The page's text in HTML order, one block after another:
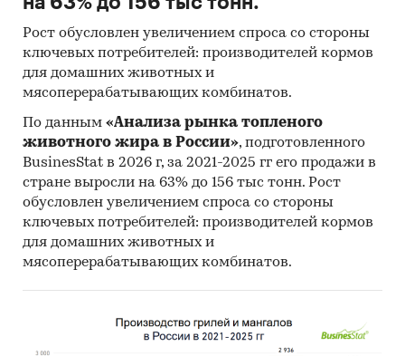
Федеральная служба государственной
статистики (Росстат)
Министерство экономического развития
Федеральная таможенная служба
Федеральная налоговая служба
Таможенный союз ЕАЭС
Информация, собранная BusinesStat:
показатели торговли трубами для
нефтегазовой промышленности
оценки экспертов металлургической
отрасли
Категории: Промышленность / Нефтегазовая
промышленность
Рост обусловлен увеличением спроса со стороны
ключевых потребителей: производителей кормов
для домашних животных и
мясоперерабатывающих комбинатов.
По данным «Анализа рынка топленого
животного жира в России», подготовленного
BusinesStat в 2026 г, за 2021-2025 гг его продажи в
стране выросли на 63% до 156 тыс тонн. Рост
обусловлен увеличением спроса со стороны
ключевых потребителей: производителей кормов
для домашних животных и
мясоперерабатывающих комбинатов.